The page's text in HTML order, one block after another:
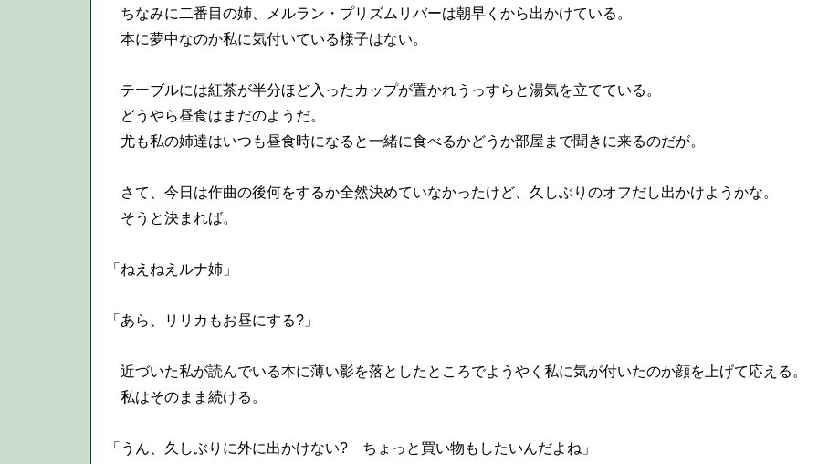
ちなみに二番目の姉、メルラン・プリズムリバーは朝早くから出かけている。
本に夢中なのか私に気付いている様子はない。
テーブルには紅茶が半分ほど入ったカップが置かれうっすらと湯気を立てている。
どうやら昼食はまだのようだ。
尤も私の姉達はいつも昼食時になると一緒に食べるかどうか部屋まで聞きに来るのだが。
さて、今日は作曲の後何をするか全然決めていなかったけど、久しぶりのオフだし出かけようかな。
そうと決まれば。
「ねえねえルナ姉」
「あら、リリカもお昼にする?」
近づいた私が読んでいる本に薄い影を落としたところでようやく私に気が付いたのか顔を上げて応える。
私はそのまま続ける。
「うん、久しぶりに外に出かけない? ちょっと買い物もしたいんだよね」